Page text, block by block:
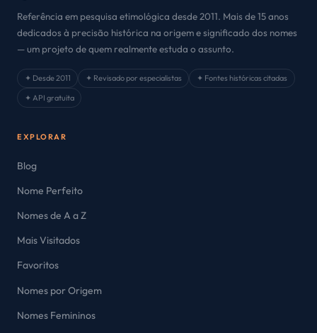
Referência em pesquisa etimológica desde 2011. Mais de 15 anos
dedicados à precisão histórica na origem e significado dos nomes
— um projeto de quem realmente estuda o assunto.
✦ Desde 2011 ✦ Revisado por especialistas
✦ Fontes históricas citadas
✦ API gratuita
EXPLORAR
Blog
Nome Perfeito
Nomes de A a Z
Mais Visitados
Favoritos
Nomes por Origem
Nomes Femininos